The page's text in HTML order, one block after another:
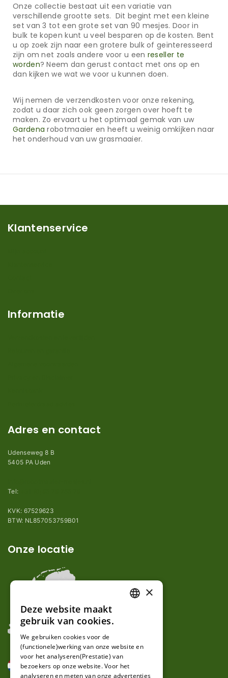
Onze collectie bestaat uit een variatie van
verschillende grootte sets. Dit begint met een kleine
set van 3 tot een grote set van 90 mesjes. Door in
bulk te kopen kunt u veel besparen op de kosten. Bent
u op zoek zijn naar een grotere bulk of geïnteresseerd
zijn om net zoals andere voor u een reseller te
worden? Neem dan gerust contact met ons op en
dan kijken we wat we voor u kunnen doen.
Wij nemen de verzendkosten voor onze rekening,
zodat u daar zich ook geen zorgen over hoeft te
maken. Zo ervaart u het optimaal gemak van uw
Gardenarobotmaaier en heeft u weinig omkijken naar
het onderhoud van uw grasmaaier.
Klantenservice
Informatie
Adres en contact
Udenseweg 8 B
5405 PA Uden
Tel:
KVK: 67529623
BTW: NL857053759B01
Onze locatie
GERMAN
×
Deze website maakt
gebruik van cookies.
We gebruiken cookies voor de
(functionele)werking van onze website en
voor het analyseren(Prestatie) van
bezoekers op onze website. Voor het
analyseren en meten van onze advertenties